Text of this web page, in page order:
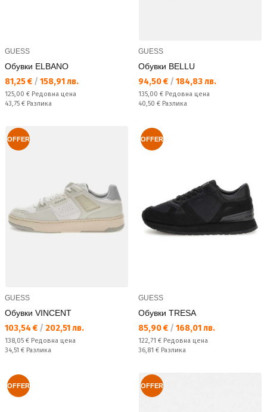
GUESS
Обувки ELBANO
Текуща цена:
81,25 € / 158,91 лв.
Редовна цена:
125,00 € Редовна цена
Спестявате:
43,75 € Разлика
GUESS
Обувки BELLU
Текуща цена:
94,50 € / 184,83 лв.
Редовна цена:
135,00 € Редовна цена
Спестявате:
40,50 € Разлика
OFFER
GUESS
Обувки VINCENT
Текуща цена:
103,54 € / 202,51 лв.
Редовна цена:
138,05 € Редовна цена
Спестявате:
34,51 € Разлика
OFFER
GUESS
Обувки TRESA
Текуща цена:
85,90 € / 168,01 лв.
Редовна цена:
122,71 € Редовна цена
Спестявате:
36,81 € Разлика
OFFER OFFER